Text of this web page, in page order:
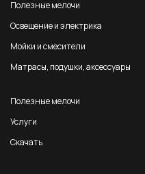
Полезные мелочи
Освещение и электрика
Мойки и смесители
Матрасы, подушки, аксессуары
Полезные мелочи
Услуги
Скачать